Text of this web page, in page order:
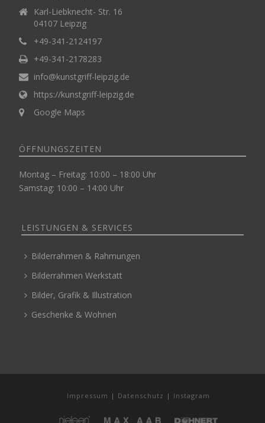
Karl-Liebknecht- Str. 16
04107 Leipzig
+49-341-2124197
+49-341-2178283
info@kunstgriff-leipzig.de
https://kunstgriff-leipzig.de
Google Maps
ÖFFNUNGSZEITEN
Montag – Freitag: 10:00 – 18:00 Uhr
Samstag: 10:00 – 14:00 Uhr
LEISTUNGEN & SERVICES
Bilderrahmen & Rahmungen
Bilderrahmen Werkstatt
Bilder, Grafik & Illustration
Geschenke & Wohnen
Impressum | Datenschutz | Instagram